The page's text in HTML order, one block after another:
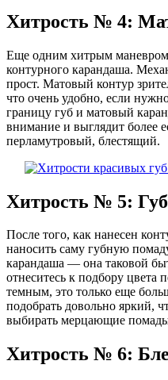
Хитрость № 4:
Еще одним хитрым маневром
контурного карандаша.
прост. Матовый контур
что очень удобно, если
границу губ и матовый
внимание и выглядит более
перламутровый, блестящий.
Хитрость № 5:
После того, как нанесен
наносить саму губную
карандаша — она таковой
отнеситесь к подбору
темным, это только еще
подобрать довольно яркий,
выбирать мерцающие
Хитрость № 6: